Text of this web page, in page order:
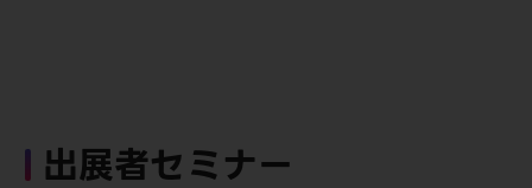
出展者セミナー